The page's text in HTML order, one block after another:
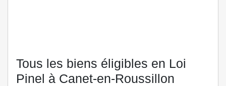
Tous les biens éligibles en Loi
Pinel à Canet-en-Roussillon